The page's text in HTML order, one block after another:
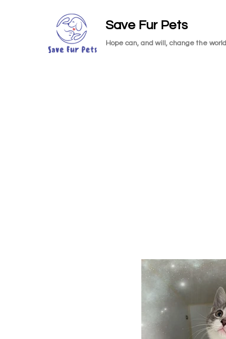
Save Fur Pets
Hope can, and will, change the world